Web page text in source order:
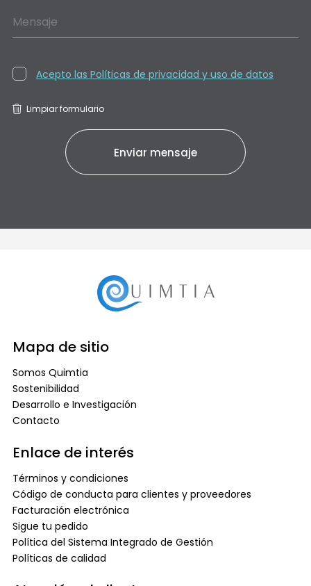
Mensaje
Acepto las Políticas de privacidad y uso de datos
Limpiar formulario
Mapa de sitio
Somos Quimtia
Sostenibilidad
Desarrollo e Investigación
Contacto
Enlace de interés
Términos y condiciones
Código de conducta para clientes y proveedores
Facturación electrónica
Sigue tu pedido
Política del Sistema Integrado de Gestión
Políticas de calidad